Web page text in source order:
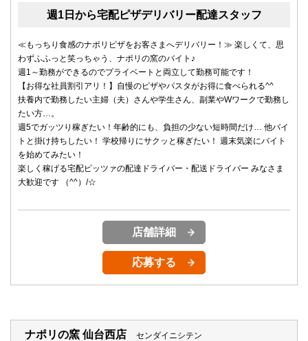
週1日から宅配ピザデリバリー配達スタッフ
≪もっちり食感のナポリピザをお客さまへデリバリー！≫ 楽しくて、思
わずふふっと笑っちゃう、ナポリの窯のバイト♪
週1～勤務ができるのでプライベートと両立して勤務可能です！
【お得な社員割引アリ！】自慢のピザやパスタがお得に食べられる^^
扶養内で勤務したい主婦（夫）さんや学生さん、副業やWワークで勤務し
たい方…。
週5でガッツり稼ぎたい！年齢的にも、負担の少ない短時間だけ… 他バイ
トと掛け持ちしたい！ 学校帰りにサクッと稼ぎたい！ 週末気楽にバイト
を始めてみたい！
楽しく稼げる宅配ピッツァの配達ドライバー・配送ドライバー みなさま
大歓迎です （^^）/☆
店舗詳細
応募する
ナポリの窯 仙台西店 センダイニシテン